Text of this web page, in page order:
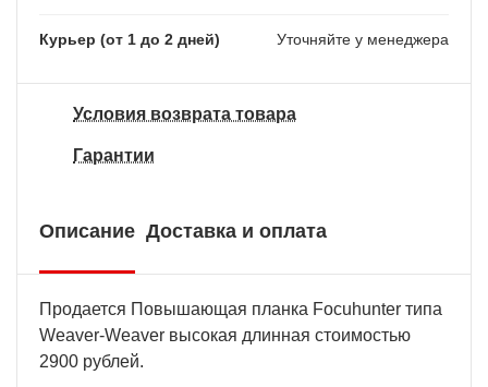
Курьер (от 1 до 2 дней) Уточняйте у менеджера
Условия возврата товара
Гарантии
Описание Доставка и оплата
Продается Повышающая планка Focuhunter типа
Weaver-Weaver высокая длинная стоимостью
2900 рублей.